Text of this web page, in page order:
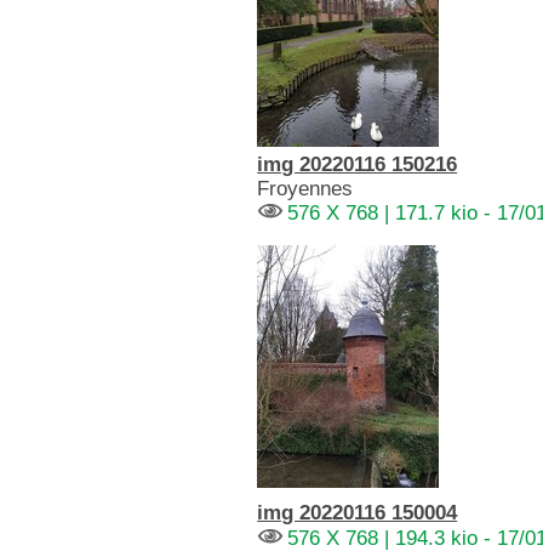
img 20220116 150216
Froyennes
576 X 768 | 171.7 kio - 17/
img 20220116 150004
576 X 768 | 194.3 kio - 17/